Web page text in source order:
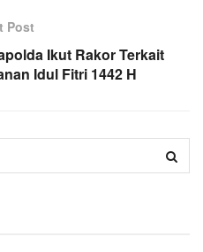
Post
Ikut Rakor Terkait
Idul Fitri 1442 H